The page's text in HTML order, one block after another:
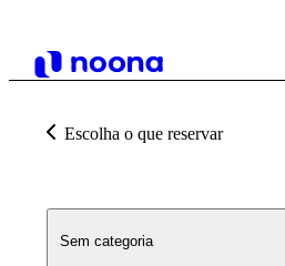
Escolha o que reservar
Sem categoria